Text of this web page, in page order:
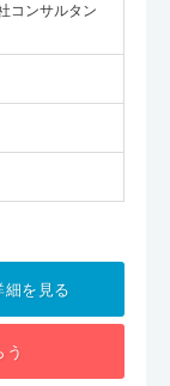
コンサルタン
細を見る
う